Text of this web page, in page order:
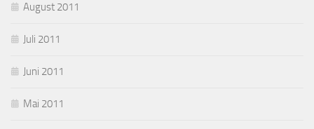
August 2011
Juli 2011
Juni 2011
Mai 2011